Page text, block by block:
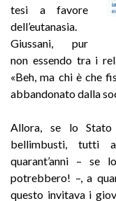
tesi a favore
dell’eutanasia.
Giussani, pur
non essendo tra i
«Beh, ma chi è che
abbandonato dalla
Allora, se lo
bellimbusti, tutti
quarant’anni – se
potrebbero! –, a
questo invitava i